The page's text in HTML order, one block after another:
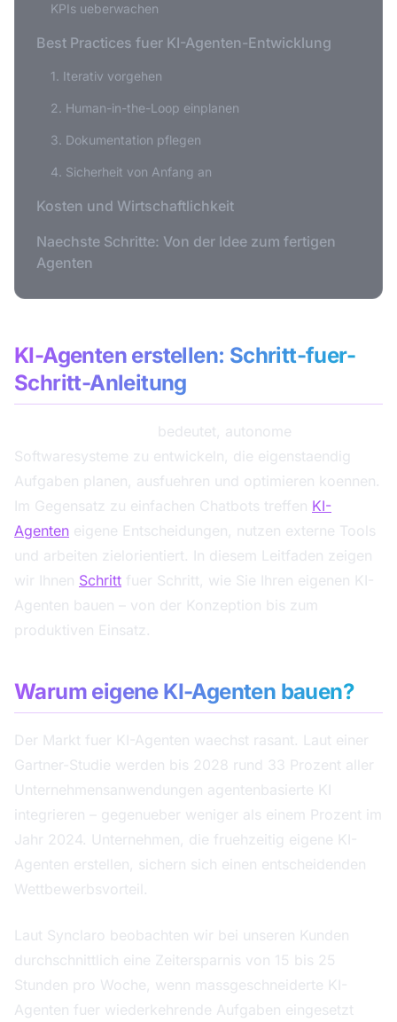
KPIs ueberwachen
Best Practices fuer KI-Agenten-Entwicklung
1. Iterativ vorgehen
2. Human-in-the-Loop einplanen
3. Dokumentation pflegen
4. Sicherheit von Anfang an
Kosten und Wirtschaftlichkeit
Naechste Schritte: Von der Idee zum fertigen
Agenten
KI-Agenten erstellen: Schritt-fuer-
Schritt-Anleitung
bedeutet, autonome
Softwaresysteme zu entwickeln, die eigenstaendig
Aufgaben planen, ausfuehren und optimieren koennen.
Im Gegensatz zu einfachen Chatbots treffen KI-
Agenten eigene Entscheidungen, nutzen externe Tools
und arbeiten zielorientiert. In diesem Leitfaden zeigen
wir Ihnen Schritt fuer Schritt, wie Sie Ihren eigenen KI-
Agenten bauen – von der Konzeption bis zum
produktiven Einsatz.
Warum eigene KI-Agenten bauen?
Der Markt fuer KI-Agenten waechst rasant. Laut einer
Gartner-Studie werden bis 2028 rund 33 Prozent aller
Unternehmensanwendungen agentenbasierte KI
integrieren – gegenueber weniger als einem Prozent im
Jahr 2024. Unternehmen, die fruehzeitig eigene KI-
Agenten erstellen, sichern sich einen entscheidenden
Wettbewerbsvorteil.
Laut Synclaro beobachten wir bei unseren Kunden
durchschnittlich eine Zeitersparnis von 15 bis 25
Stunden pro Woche, wenn massgeschneiderte KI-
Agenten fuer wiederkehrende Aufgaben eingesetzt